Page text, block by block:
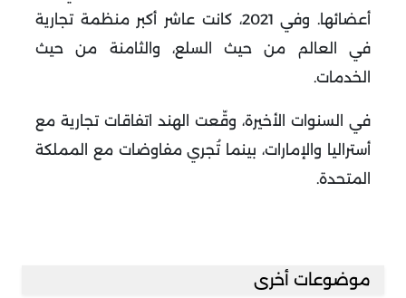
أعضائها. وفي 2021، كانت عاشر أكبر منظمة تجارية
في العالم من حيث السلع، والثامنة من حيث
الخدمات.
في السنوات الأخيرة، وقّعت الهند اتفاقات تجارية مع
أستراليا والإمارات، بينما تُجري مفاوضات مع المملكة
المتحدة.
موضوعات أخرى